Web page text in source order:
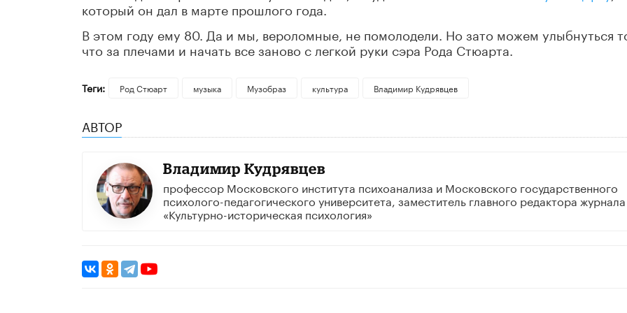
который он дал в марте прошлого года.
В этом году ему 80. Да и мы, вероломные, не помолодели. Но зато можем улыбнуться
что за плечами и начать все заново с легкой руки сэра Рода Стюарта.
Теги: Род Стюарт музыка Музобраз культура Владимир Кудрявцев
АВТОР
Владимир Кудрявцев
профессор Московского института психоанализа и Московского государственного
психолого-педагогического университета, заместитель главного редактора журнала
«Культурно-историческая психология»